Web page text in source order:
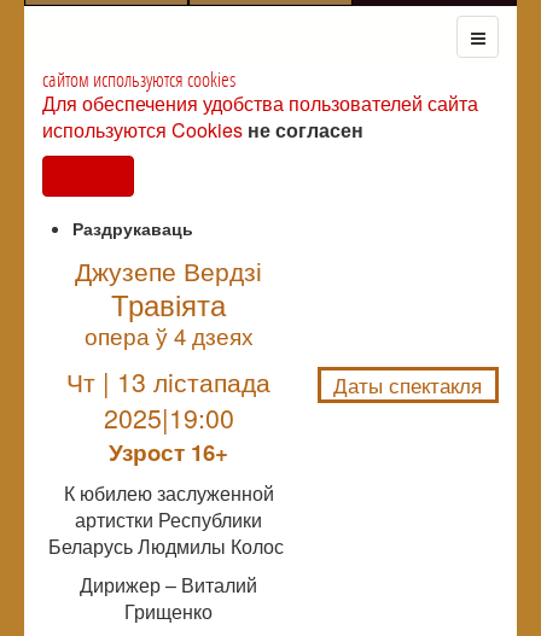
сайтом используются cookies
Для обеспечения удобства пользователей сайта
используются Cookies не согласен
Раздрукаваць
Джузепе Вердзі
Травіята
опера ў 4 дзеях
Чт | 13 лiстапада
2025|19:00
Узрoст 16+
К юбилею заслуженной
артистки Республики
Беларусь Людмилы Колос
Дирижер – Виталий
Грищенко
Даты спектакля